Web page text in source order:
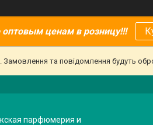
оптовым ценам в розницу!!!
Замовлення та повідомлення будуть
парфюмерия и